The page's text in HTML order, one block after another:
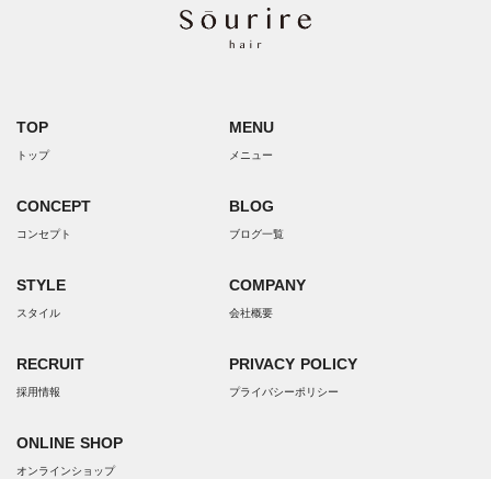
TOP
トップ
CONCEPT
コンセプト
STYLE
スタイル
RECRUIT
採用情報
ONLINE SHOP
オンラインショップ
MENU
メニュー
BLOG
ブログ一覧
COMPANY
会社概要
PRIVACY POLICY
プライバシーポリシー